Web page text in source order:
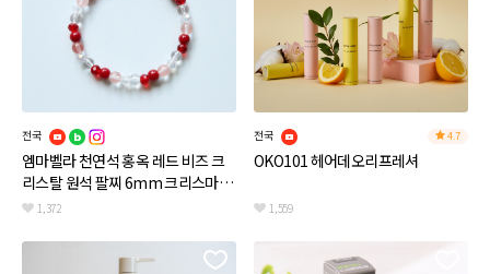
전국
엠마벨라 천연석 홍옥 레드 비즈 크
리스탈 원석 팔찌 6mm 크리스마스
여친선물 브레이슬릿
1,372
전국 4.7
OKO101 헤어데오리프레셔
1,559